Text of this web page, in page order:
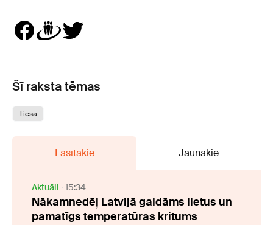
Šī raksta tēmas
Tiesa
Lasītākie Jaunākie
Aktuāli 15:34
Nākamnedēļ Latvijā gaidāms lietus un
pamatīgs temperatūras kritums